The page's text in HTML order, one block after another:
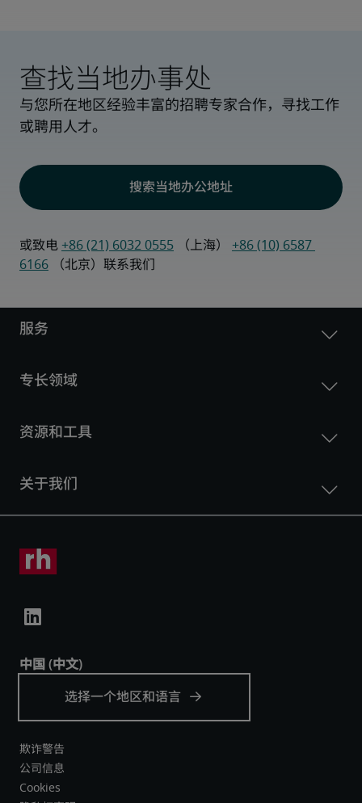
查找当地办事处
与您所在地区经验丰富的招聘专家合作，寻找工作
或聘用人才。
搜索当地办公地址
或致电 +86 (21) 6032 0555 （上海） +86 (10) 6587
6166 （北京）联系我们
欺诈警告
公司信息
Cookies